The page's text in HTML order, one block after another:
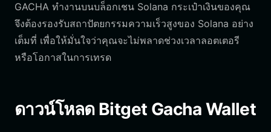
GACHA ทำงานบนบล็อกเชน Solana กระเป๋าเงินของคุณ
จึงต้องรองรับสถาปัตยกรรมความเร็วสูงของ Solana อย่าง
เต็มที่ เพื่อให้มั่นใจว่าคุณจะไม่พลาดช่วงเวลาลอตเตอรี
หรือโอกาสในการเทรด
ดาวน์โหลด Bitget Gacha Wallet